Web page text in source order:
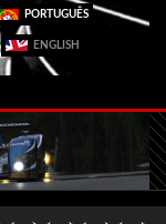
PORTUGUÊS
ENGLISH